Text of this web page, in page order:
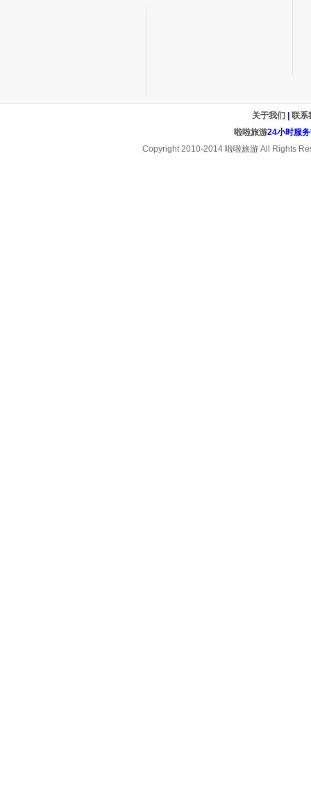
关于我们
联系
啦啦旅游24小时服
Copyright 2010-2014 啦啦旅游All Rights